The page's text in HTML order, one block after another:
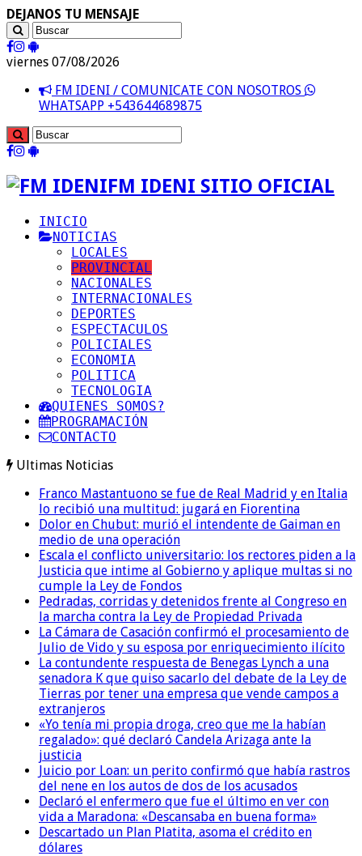
DEJANOS TU MENSAJE
viernes 07/08/2026
FM IDENI / COMUNICATE CON NOSOTROS
WHATSAPP +543644689875
FM IDENI SITIO OFICIAL
INICIO
NOTICIAS
LOCALES
PROVINCIAL
NACIONALES
INTERNACIONALES
DEPORTES
ESPECTACULOS
POLICIALES
ECONOMIA
POLITICA
TECNOLOGIA
QUIENES SOMOS?
PROGRAMACIÓN
CONTACTO
Ultimas Noticias
Franco Mastantuono se fue de Real Madrid y en Italia
lo recibió una multitud: jugará en Fiorentina
Dolor en Chubut: murió el intendente de Gaiman en
medio de una operación
Escala el conflicto universitario: los rectores piden a la
Justicia que intime al Gobierno y aplique multas si no
cumple la Ley de Fondos
Pedradas, corridas y detenidos frente al Congreso en
la marcha contra la Ley de Propiedad Privada
La Cámara de Casación confirmó el procesamiento de
Julio de Vido y su esposa por enriquecimiento ilícito
La contundente respuesta de Benegas Lynch a una
senadora K que quiso sacarlo del debate de la Ley de
Tierras por tener una empresa que vende campos a
extranjeros
«Yo tenía mi propia droga, creo que me la habían
regalado»: qué declaró Candela Arizaga ante la
justicia
Juicio por Loan: un perito confirmó que había rastros
del nene en los autos de dos de los acusados
Declaró el enfermero que fue el último en ver con
vida a Maradona: «Descansaba en buena forma»
Descartado un Plan Platita, asoma el crédito en
dólares